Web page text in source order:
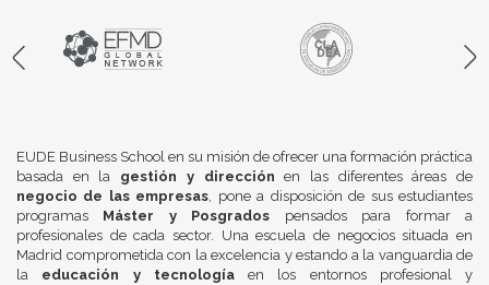
EUDE Business School en su misión de ofrecer una formación práctica
basada en la gestión y dirección en las diferentes áreas de
negocio de las empresas, pone a disposición de sus estudiantes
programas Máster y Posgrados pensados para formar a
profesionales de cada sector. Una escuela de negocios situada en
Madrid comprometida con la excelencia y estando a la vanguardia de
la educación y tecnologíaen los entornos profesional y